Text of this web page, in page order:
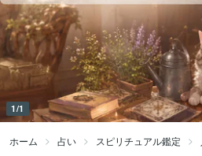
1/1
ホーム 占い スピリチュアル鑑定